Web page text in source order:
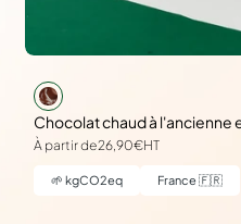
Chocolat chaud à l'ancienne
À partir de26,90€HT
🌱kgCO2eq France 🇫🇷